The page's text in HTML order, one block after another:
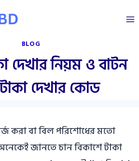
BLOG
দেখার নিয়ম ও বাটন
দেখার কোড
করা বা বিল পরিশোধের মতো
জানতে চান বিকাশে টাকা